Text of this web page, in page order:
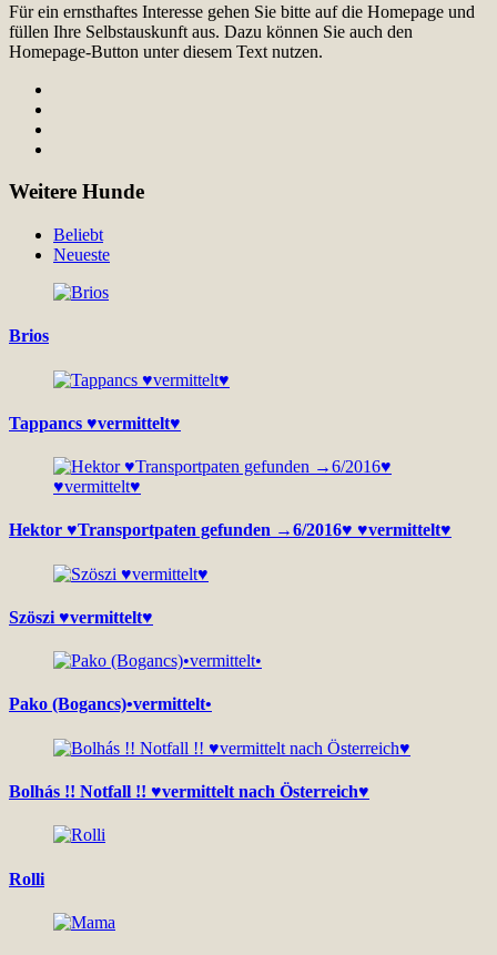
Für ein ernsthaftes Interesse gehen Sie bitte auf die Homepage und
füllen Ihre Selbstauskunft aus. Dazu können Sie auch den
Homepage-Button unter diesem Text nutzen.
Weitere Hunde
Beliebt
Neueste
Brios
Tappancs ♥vermittelt♥
Hektor ♥Transportpaten gefunden →6/2016♥ ♥vermittelt♥
Szöszi ♥vermittelt♥
Pako (Bogancs)•vermittelt•
Bolhás !! Notfall !! ♥vermittelt nach Österreich♥
Rolli